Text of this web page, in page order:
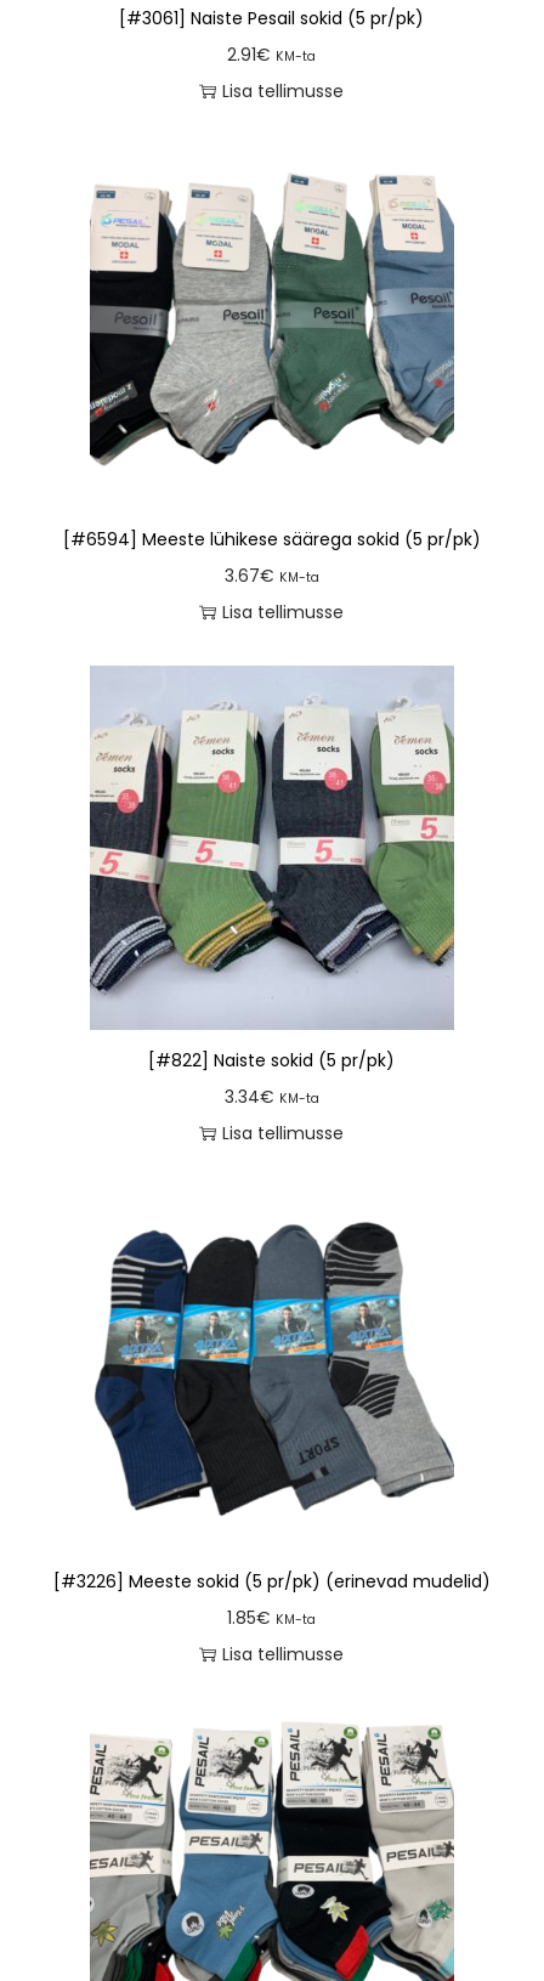
[#3061] Naiste Pesail sokid (5 pr/pk)
2.91€ KM-ta
Lisa tellimusse
[#6594] Meeste lühikese säärega sokid (5 pr/pk)
3.67€ KM-ta
Lisa tellimusse
[#822] Naiste sokid (5 pr/pk)
3.34€ KM-ta
Lisa tellimusse
[#3226] Meeste sokid (5 pr/pk) (erinevad mudelid)
1.85€ KM-ta
Lisa tellimusse